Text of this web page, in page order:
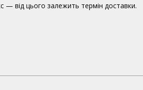
— від цього залежить термін доставки.